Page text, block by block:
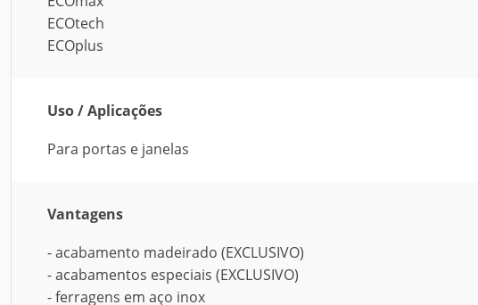
ECOtech
ECOplus
Uso / Aplicações
Para portas e janelas
Vantagens
- acabamento madeirado (EXCLUSIVO)
- acabamentos especiais (EXCLUSIVO)
- ferragens em aço inox